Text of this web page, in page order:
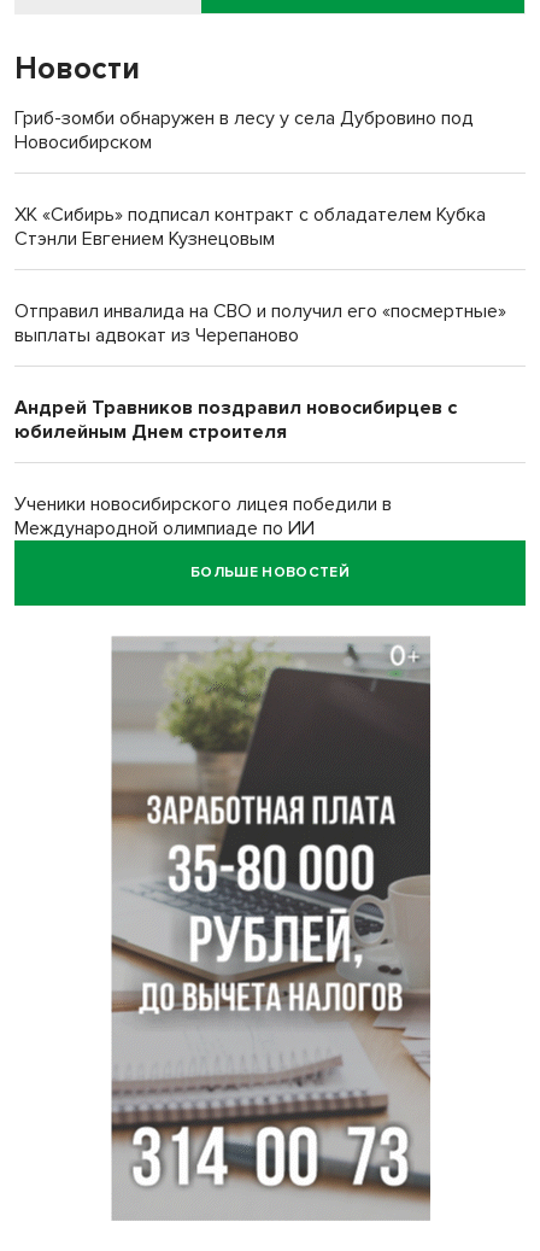
Новости
Гриб-зомби обнаружен в лесу у села Дубровино под
Новосибирском
ХК «Сибирь» подписал контракт с обладателем Кубка
Стэнли Евгением Кузнецовым
Отправил инвалида на СВО и получил его «посмертные»
выплаты адвокат из Черепаново
Андрей Травников поздравил новосибирцев с
юбилейным Днем строителя
Ученики новосибирского лицея победили в
Международной олимпиаде по ИИ
Остановку электричек о.п. Радуга Сибири начали строить
Транспортная прокуратура проверит S7 после инцидента
в аэропорту Норильска
500 литров ухи сварили новосибирцам на
Бугринском пляже
Под Новосибирском двое пострадали в ДТП с
перевернувшейся «ГАЗелью»
БОЛЬШЕ НОВОСТЕЙ